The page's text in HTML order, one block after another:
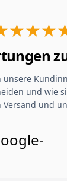
unsere
und wie
und